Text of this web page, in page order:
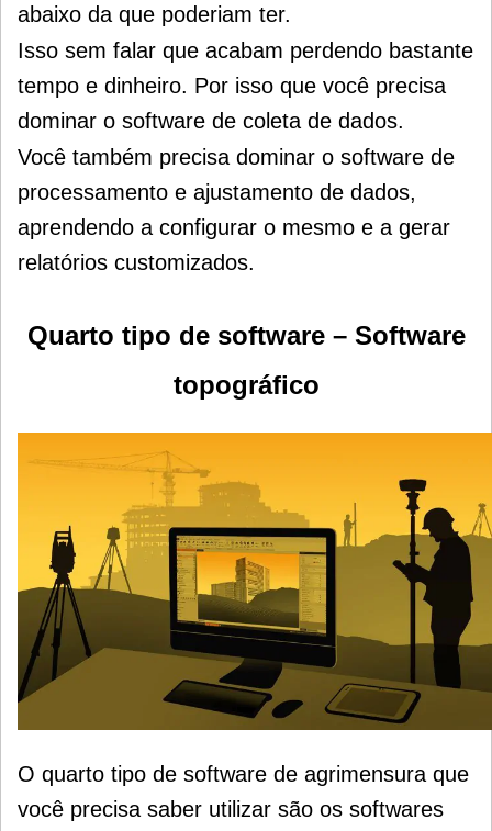
abaixo da que poderiam ter.
Isso sem falar que acabam perdendo bastante
tempo e dinheiro. Por isso que você precisa
dominar o software de coleta de dados.
Você também precisa dominar o software de
processamento e ajustamento de dados,
aprendendo a configurar o mesmo e a gerar
relatórios customizados.
Quarto tipo de software – Software
topográfico
O quarto tipo de software de agrimensura que
você precisa saber utilizar são os softwares